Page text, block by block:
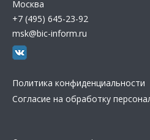
Москва
+7 (495) 645-23-92
msk@bic-inform.ru
Политика конфиденциальности
Согласие на обработку